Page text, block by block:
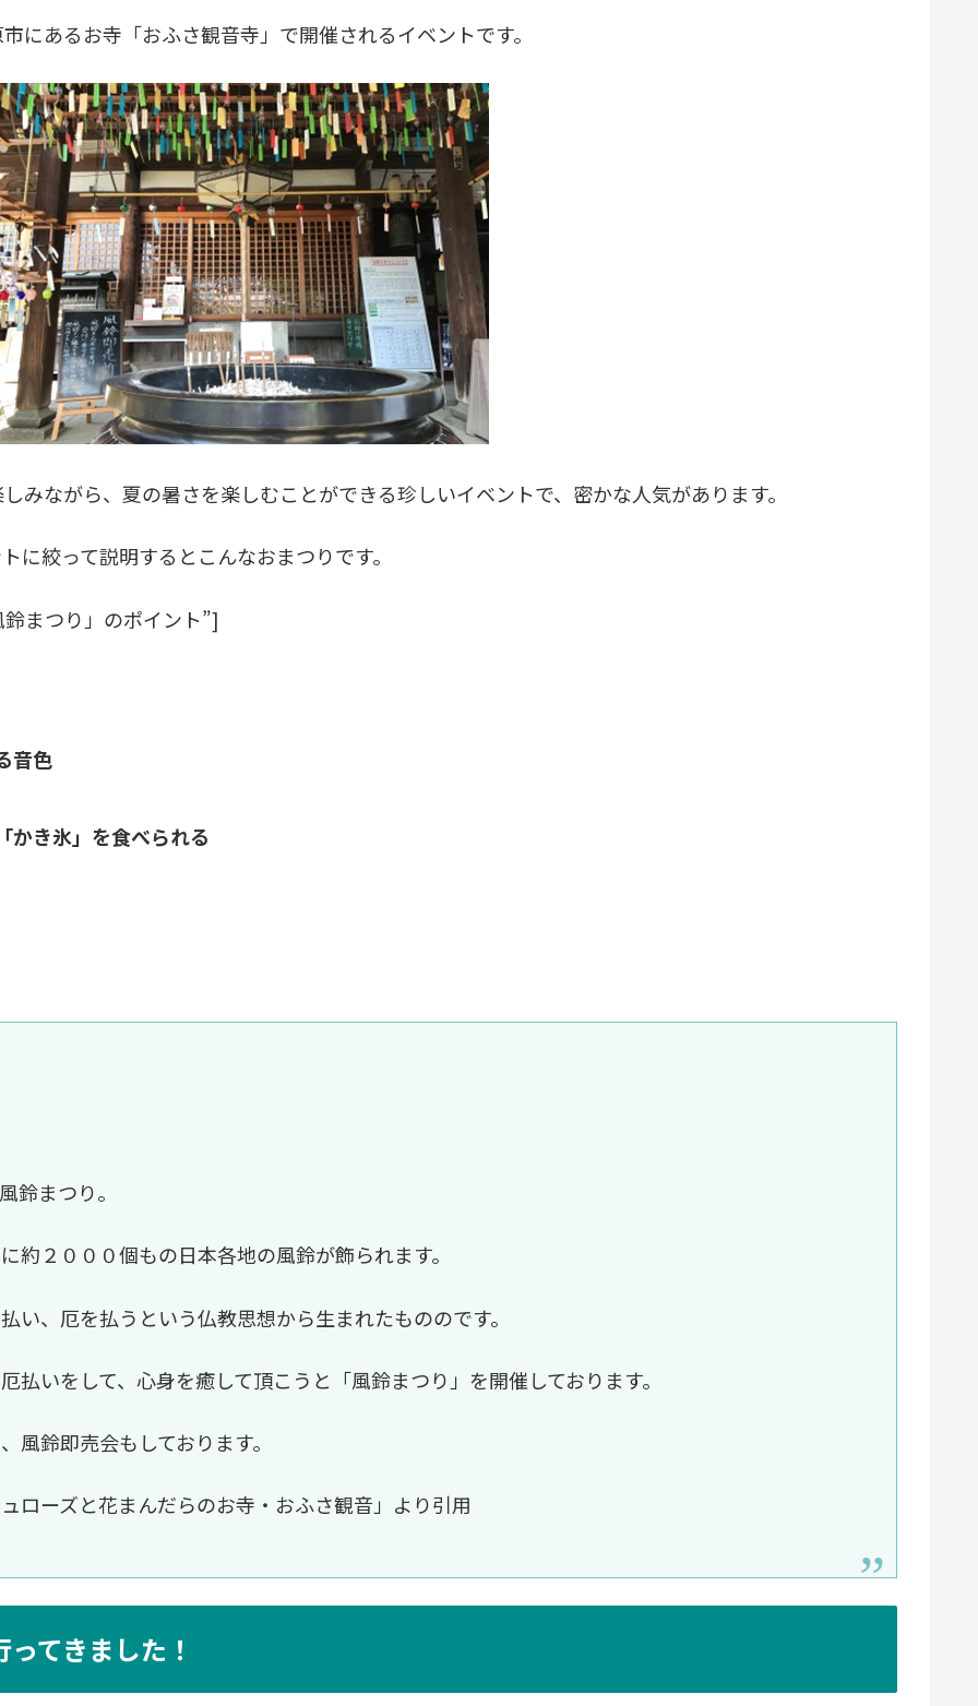
にあるお寺「おふさ観音寺」で開催されるイベントです。
みながら、夏の暑さを楽しむことができる珍しいイベントで、密かな人気があります。
に絞って説明するとこんなおまつりです。
まつり」のポイント”]
音色
かき氷」を食べられる
鈴まつり。
２０００個もの日本各地の風鈴が飾られます。
い、厄を払うという仏教思想から生まれたもののです。
いをして、心身を癒して頂こうと「風鈴まつり」を開催しております。
風鈴即売会もしております。
ローズと花まんだらのお寺・おふさ観音」より引用
てきました！